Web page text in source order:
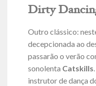
Dirty
Outro clássico:
decepcionada ao
passarão o verão
sonolenta Catskills
instrutor de dança